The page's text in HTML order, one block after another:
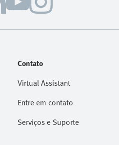
Contato
Virtual Assistant
Entre em contato
Serviços e Suporte